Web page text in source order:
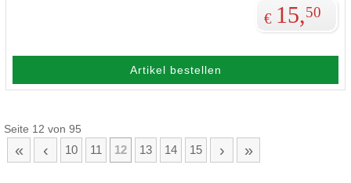
€ 15,50
Artikel bestellen
Seite 12 von 95
« ‹ 10 11 12 13 14 15 › »